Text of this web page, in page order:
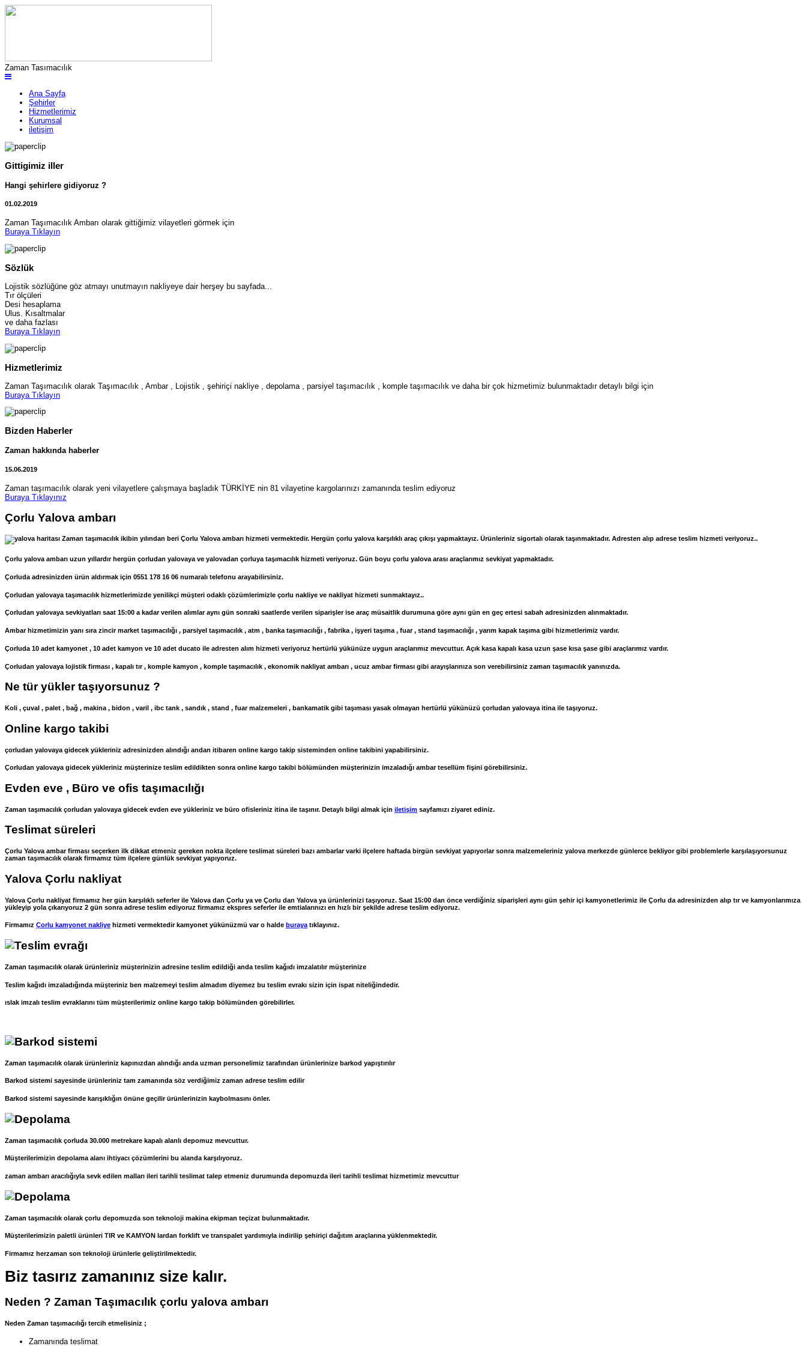
Zaman Tasımacılık
Ana Sayfa
Şehirler
Hizmetlerimiz
Kurumsal
iletişim
Gittigimiz iller
Hangi şehirlere gidiyoruz ?
01.02.2019
Zaman Taşımacılık Ambarı olarak gittiğimiz vilayetleri görmek için
Buraya Tıklayın
Sözlük
Lojistik sözlüğüne göz atmayı unutmayın nakliyeye dair herşey bu sayfada...
Tır ölçüleri
Desi hesaplama
Ulus. Kısaltmalar
ve daha fazlası
Buraya Tıklayın
Hizmetlerimiz
Zaman Taşımacılık olarak Taşımacılık , Ambar , Lojistik , şehiriçi nakliye , depolama , parsiyel taşımacılık , komple taşımacılık ve daha bir çok hizmetimiz bulunmaktadır detaylı bilgi için
Buraya Tıklayın
Bizden Haberler
Zaman hakkında haberler
15.06.2019
Zaman taşımacılık olarak yeni vilayetlere çalışmaya başladık TÜRKİYE nin 81 vilayetine kargolarınızı zamanında teslim ediyoruz
Buraya Tıklayınız
Çorlu Yalova ambarı
Zaman taşımacılık ikibin yılından beri Çorlu Yalova ambarı hizmeti vermektedir. Hergün çorlu yalova karşılıklı araç çıkışı yapmaktayız. Ürünleriniz sigortalı olarak taşınmaktadır. Adresten alıp adrese teslim hizmeti veriyoruz..
Çorlu yalova ambarı uzun yıllardır hergün çorludan yalovaya ve yalovadan çorluya taşımacılık hizmeti veriyoruz. Gün boyu çorlu yalova arası araçlarımız sevkiyat yapmaktadır.
Çorluda adresinizden ürün aldırmak için 0551 178 16 06 numaralı telefonu arayabilirsiniz.
Çorludan yalovaya taşımacılık hizmetlerimizde yenilikçi müşteri odaklı çözümlerimizle çorlu nakliye ve nakliyat hizmeti sunmaktayız..
Çorludan yalovaya sevkiyatları saat 15:00 a kadar verilen alımlar aynı gün sonraki saatlerde verilen siparişler ise araç müsaitlik durumuna göre aynı gün en geç ertesi sabah adresinizden alınmaktadır.
Ambar hizmetimizin yanı sıra zincir market taşımacılığı , parsiyel taşımacılık , atm , banka taşımacılığı , fabrika , işyeri taşıma , fuar , stand taşımacılığı , yarım kapak taşıma gibi hizmetlerimiz vardır.
Çorluda 10 adet kamyonet , 10 adet kamyon ve 10 adet ducato ile adresten alım hizmeti veriyoruz hertürlü yükünüze uygun araçlarımız mevcuttur. Açık kasa kapalı kasa uzun şase kısa şase gibi araçlarımız vardır.
Çorludan yalovaya lojistik firması , kapalı tır , komple kamyon , komple taşımacılık , ekonomik nakliyat ambarı , ucuz ambar firması gibi arayışlarınıza son verebilirsiniz zaman taşımacılık yanınızda.
Ne tür yükler taşıyorsunuz ?
Koli , çuval , palet , bağ , makina , bidon , varil , ibc tank , sandık , stand , fuar malzemeleri , bankamatik gibi taşıması yasak olmayan hertürlü yükünüzü çorludan yalovaya itina ile taşıyoruz.
Online kargo takibi
çorludan yalovaya gidecek yükleriniz adresinizden alındığı andan itibaren online kargo takip sisteminden online takibini yapabilirsiniz.
Çorludan yalovaya gidecek yükleriniz müşterinize teslim edildikten sonra online kargo takibi bölümünden müşterinizin imzaladığı ambar tesellüm fişini görebilirsiniz.
Evden eve , Büro ve ofis taşımacılığı
Zaman taşımacılık çorludan yalovaya gidecek evden eve yükleriniz ve büro ofisleriniz itina ile taşınır. Detaylı bilgi almak için iletişim sayfamızı ziyaret ediniz.
Teslimat süreleri
Çorlu Yalova ambar firması seçerken ilk dikkat etmeniz gereken nokta ilçelere teslimat süreleri bazı ambarlar varki ilçelere haftada birgün sevkiyat yapıyorlar sonra malzemeleriniz yalova merkezde günlerce bekliyor gibi problemlerle karşılaşıyorsunuz
zaman taşımacılık olarak firmamız tüm ilçelere günlük sevkiyat yapıyoruz.
Yalova Çorlu nakliyat
Yalova Çorlu nakliyat firmamız her gün karşılıklı seferler ile Yalova dan Çorlu ya ve Çorlu dan Yalova ya ürünlerinizi taşıyoruz. Saat 15:00 dan önce verdiğiniz siparişleri aynı gün şehir içi kamyonetlerimiz ile Çorlu da adresinizden alıp tır ve kamyonlarımıza
yükleyip yola çıkarıyoruz 2 gün sonra adrese teslim ediyoruz firmamız ekspres seferler ile emtialarınızı en hızlı bir şekilde adrese teslim ediyoruz.
Firmamız Çorlu kamyonet nakliye hizmeti vermektedir kamyonet yükünüzmü var o halde buraya tıklayınız.
Zaman taşımacılık olarak ürünleriniz müşterinizin adresine teslim edildiği anda teslim kağıdı imzalatılır müşterinize
Teslim kağıdı imzaladığında müşteriniz ben malzemeyi teslim almadım diyemez bu teslim evrakı sizin için ispat niteliğindedir.
ıslak imzalı teslim evraklarını tüm müşterilerimiz online kargo takip bölümünden görebilirler.
Zaman taşımacılık olarak ürünleriniz kapınızdan alındığı anda uzman personelimiz tarafından ürünlerinize barkod yapıştırılır
Barkod sistemi sayesinde ürünleriniz tam zamanında söz verdiğimiz zaman adrese teslim edilir
Barkod sistemi sayesinde karışıklığın önüne geçilir ürünlerinizin kaybolmasını önler.
Zaman taşımacılık çorluda 30.000 metrekare kapalı alanlı depomuz mevcuttur.
Müşterilerimizin depolama alanı ihtiyacı çözümlerini bu alanda karşılıyoruz.
zaman ambarı aracılığıyla sevk edilen malları ileri tarihli teslimat talep etmeniz durumunda depomuzda ileri tarihli teslimat hizmetimiz mevcuttur
Zaman taşımacılık olarak çorlu depomuzda son teknoloji makina ekipman teçizat bulunmaktadır.
Müşterilerimizin paletli ürünleri TIR ve KAMYON lardan forklift ve transpalet yardımıyla indirilip şehiriçi dağıtım araçlarına yüklenmektedir.
Firmamız herzaman son teknoloji ürünlerle geliştirilmektedir.
Biz tasırız zamanınız size kalır.
Neden ? Zaman Taşımacılık çorlu yalova ambarı
Neden Zaman taşımacılığı tercih etmelisiniz ;
Zamanında teslimat